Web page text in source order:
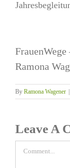
Ramona
By Ramona Wagener
Leave A
Comment